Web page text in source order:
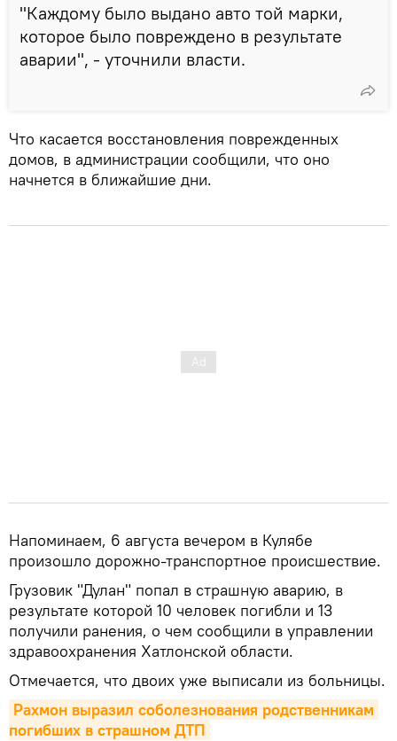
"Каждому было выдано авто той марки,
которое было повреждено в результате
аварии", - уточнили власти.
Что касается восстановления поврежденных
домов, в администрации сообщили, что оно
начнется в ближайшие дни.
Напоминаем, 6 августа вечером в Кулябе
произошло дорожно-транспортное происшествие.
Грузовик "Дулан" попал в страшную аварию, в
результате которой 10 человек погибли и 13
получили ранения, о чем сообщили в управлении
здравоохранения Хатлонской области.
Отмечается, что двоих уже выписали из больницы.
Рахмон выразил соболезнования родственникам
погибших в страшном ДТП